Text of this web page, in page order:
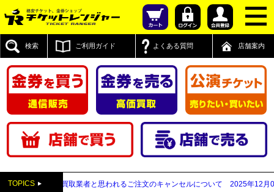
検索 ご利用ガイド よくある質問 店舗案内
TOPICS
が先払い買取業者と思われるご注文のキャンセルについて 2025年12月05日 【